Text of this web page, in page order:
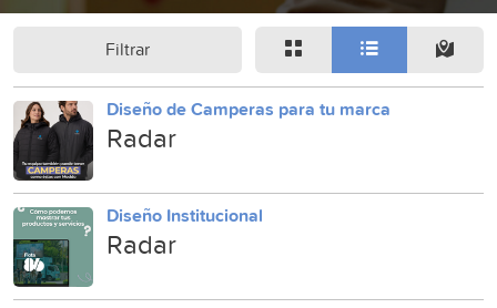
Filtrar
Diseño de Camperas para tu marca
Radar
Diseño Institucional
Radar